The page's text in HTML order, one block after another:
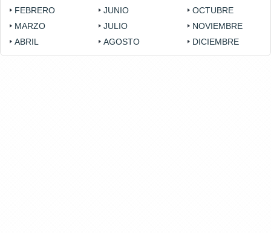
FEBRERO
MARZO
ABRIL
JUNIO
JULIO
AGOSTO
OCTUBRE
NOVIEMBRE
DICIEMBRE